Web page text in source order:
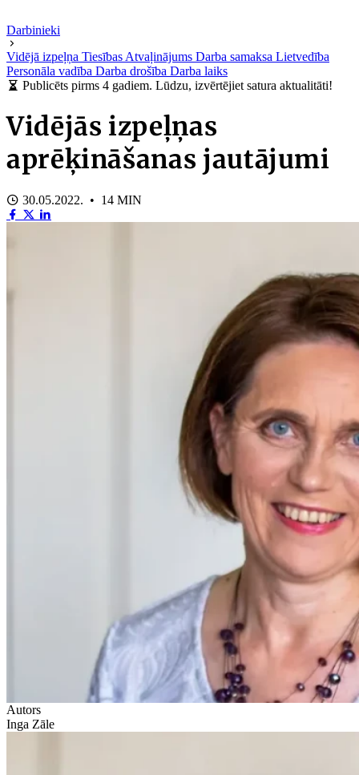
Darbinieki
Vidējā izpeļņa Tiesības Atvaļinājums Darba samaksa Lietvedība
Personāla vadība Darba drošība Darba laiks
Publicēts pirms 4 gadiem. Lūdzu, izvērtējiet satura aktualitāti!
Vidējās izpeļņas
aprēķināšanas jautājumi
30.05.2022. • 14 MIN
Autors
Inga Zāle